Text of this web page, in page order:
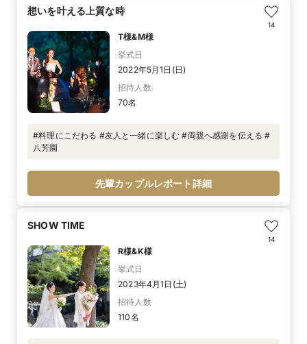
想いを叶える上質な時
14
T様&M様
挙式日
2022年5月1日(日)
招待人数
70名
#料理にこだわる #友人と一緒に楽しむ #両親へ感謝を伝える #
八芳園
先輩カップルレポート詳細
SHOW TIME
14
R様&K様
挙式日
2023年4月1日(土)
招待人数
110名